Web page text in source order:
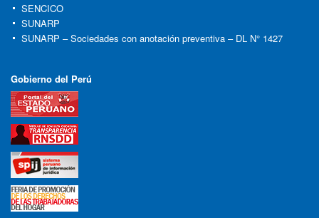
SENCICO
SUNARP
SUNARP – Sociedades con anotación preventiva – DL N° 1427
Gobierno del Perú